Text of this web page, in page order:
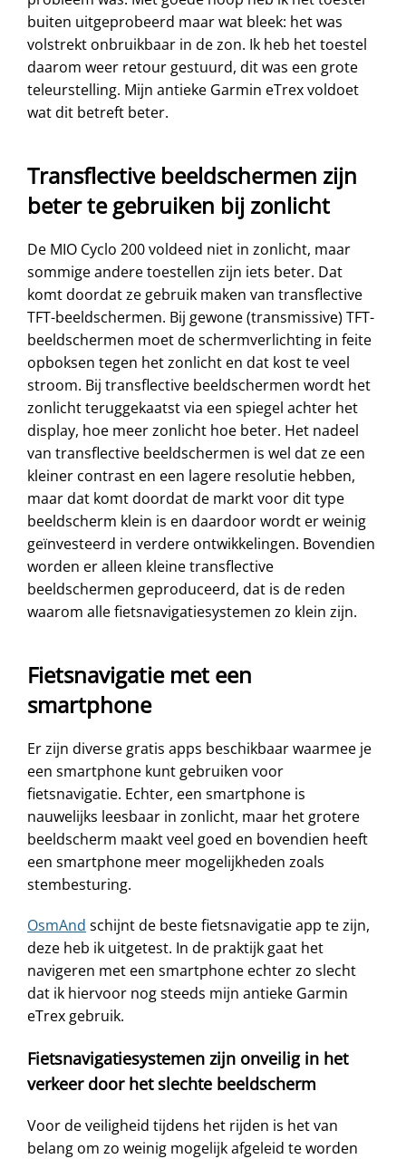
buiten uitgeprobeerd maar wat bleek: het was
volstrekt onbruikbaar in de zon. Ik heb het toestel
daarom weer retour gestuurd, dit was een grote
teleurstelling. Mijn antieke Garmin eTrex voldoet
wat dit betreft beter.
Transflective beeldschermen zijn
beter te gebruiken bij zonlicht
De MIO Cyclo 200 voldeed niet in zonlicht, maar
sommige andere toestellen zijn iets beter. Dat
komt doordat ze gebruik maken van transflective
TFT-beeldschermen. Bij gewone (transmissive) TFT-
beeldschermen moet de schermverlichting in feite
opboksen tegen het zonlicht en dat kost te veel
stroom. Bij transflective beeldschermen wordt het
zonlicht teruggekaatst via een spiegel achter het
display, hoe meer zonlicht hoe beter. Het nadeel
van transflective beeldschermen is wel dat ze een
kleiner contrast en een lagere resolutie hebben,
maar dat komt doordat de markt voor dit type
beeldscherm klein is en daardoor wordt er weinig
geïnvesteerd in verdere ontwikkelingen. Bovendien
worden er alleen kleine transflective
beeldschermen geproduceerd, dat is de reden
waarom alle fietsnavigatiesystemen zo klein zijn.
Fietsnavigatie met een
smartphone
Er zijn diverse gratis apps beschikbaar waarmee je
een smartphone kunt gebruiken voor
fietsnavigatie. Echter, een smartphone is
nauwelijks leesbaar in zonlicht, maar het grotere
beeldscherm maakt veel goed en bovendien heeft
een smartphone meer mogelijkheden zoals
stembesturing.
OsmAnd schijnt de beste fietsnavigatie app te zijn,
deze heb ik uitgetest. In de praktijk gaat het
navigeren met een smartphone echter zo slecht
dat ik hiervoor nog steeds mijn antieke Garmin
eTrex gebruik.
Fietsnavigatiesystemen zijn onveilig in het
verkeer door het slechte beeldscherm
Voor de veiligheid tijdens het rijden is het van
belang om zo weinig mogelijk afgeleid te worden